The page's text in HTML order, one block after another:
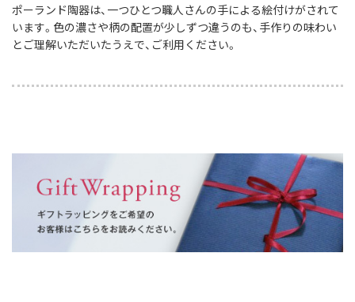
ポーランド陶器は、一つひとつ職人さんの手による絵付けがされて
います。色の濃さや柄の配置が少しずつ違うのも、手作りの味わい
とご理解いただいたうえで、ご利用ください。